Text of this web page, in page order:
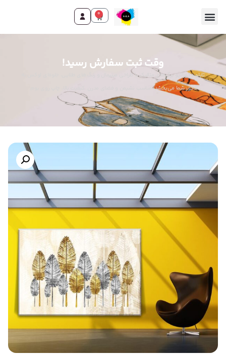
0
وقت ثبت سفارش رسید!
تابلو دکوراتیو برگ‌های متالیک با طراحی مینیمال و رنگ‌های طلایی، جلوه‌ای لوکس به
دکور شما می‌بخشد. مناسب نشیمن و فضای مدرن. کیفیت بالا، چاپ روی بوم.